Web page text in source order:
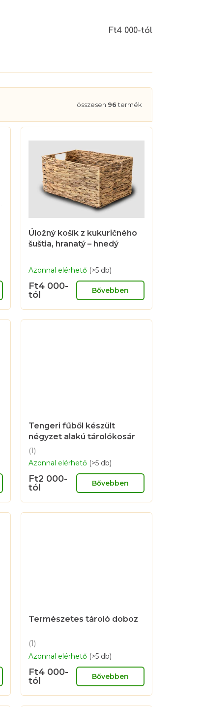
Ft4 000-tól
összesen 96termék
Úložný košík z kukuričného
šuštia, hranatý – hnedý
Azonnal elérhető (>5 db)
Ft4 000-
tól
Bővebben
Tengeri fűből készült
négyzet alakú tárolókosár
A
termék
átlagos
értékelése
5-
ből
5,0
(1)
Azonnal elérhető (>5 db)
Ft2 000-
tól
Bővebben
Természetes tároló doboz
A
termék
átlagos
értékelése
5-
ből
5,0
(1)
Azonnal elérhető (>5 db)
Ft4 000-
tól
Bővebben